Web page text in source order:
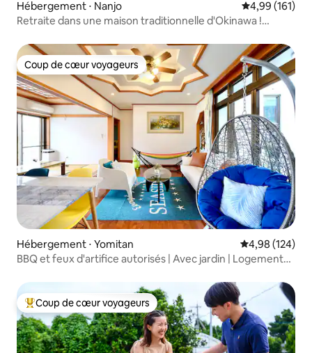
Hébergement ⋅ Nanjo Évaluation
4,99 (161)
Retraite dans une maison traditionnelle d'Okinawa !
Coup de cœur voyageurs
Coup de cœur voyageurs
Hébergement ⋅ Yomitan Évaluation
4,98 (124)
BBQ et feux d'artifice autorisés | Avec jardin | Logement
pouvant accueillir jusqu'à 10 personnes !
Coups de cœur voyageurs les plus appréciés
Coup de cœur voyageurs